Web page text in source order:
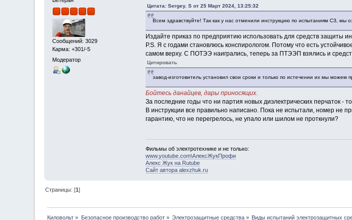
Сообщений: 3029
Карма: +301/-5
Модератор
Цитата: Sergey. S от 25 Март 2024, 13:25:32
Всем здравствуйте! Так как у нас отменили инструкцию по испытаниям СЗ, мы
Издайте приказ по предприятию использовать для средств защиты
P.S. Я с годами становлюсь конспирологом. Потому что есть
самом верху. С ПОТЭЭ наигрались, теперь за ПТЭЭП взялись и
Цитировать
завод-изготовитель установил свои сроки и только по истечении их мы можем
Бойтесь данайцев, дары приносящих.
За последние годы что ни партия новых диэлектрических перчаток -
В инструкции все правильно написано. Пока не испытали, номер не
гарантию, что не перегрелось, не упало или шилом не проткнули?
Фильмы об электротехнике и не только:
www.youtube.com\АлексЖукПрофи
Алекс Жук на Rutube
Сайт автора alexzhuk.ru
Страницы: [1]
Киловольт » Безопасное производство работ» Электрозащитные средства » Виды испытаний электрозащитных